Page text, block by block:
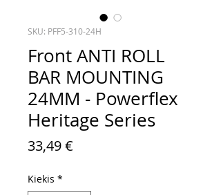
SKU: PFF5-310-24H
Front ANTI ROLL
BAR MOUNTING
24MM - Powerflex
Heritage Series
33,49 €
Kiekis *